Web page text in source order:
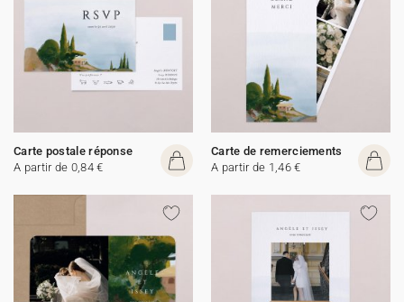
Carte postale réponse
A partir de 0,84 €
Carte de remerciements
A partir de 1,46 €